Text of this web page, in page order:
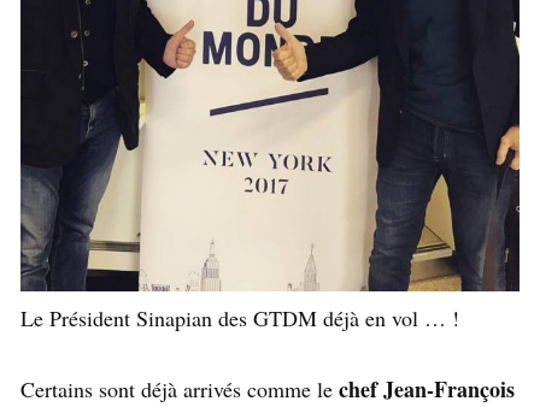
Le Président Sinapian des GTDM déjà en vol … !
Certains sont déjà arrivés comme le chef Jean-François